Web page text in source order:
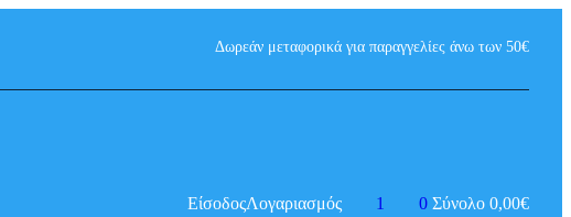
Δωρεάν μεταφορικά για παραγγελίες άνω των 50€
ΕίσοδοςΛογαριασμός 1 0 Σύνολο 0,00€